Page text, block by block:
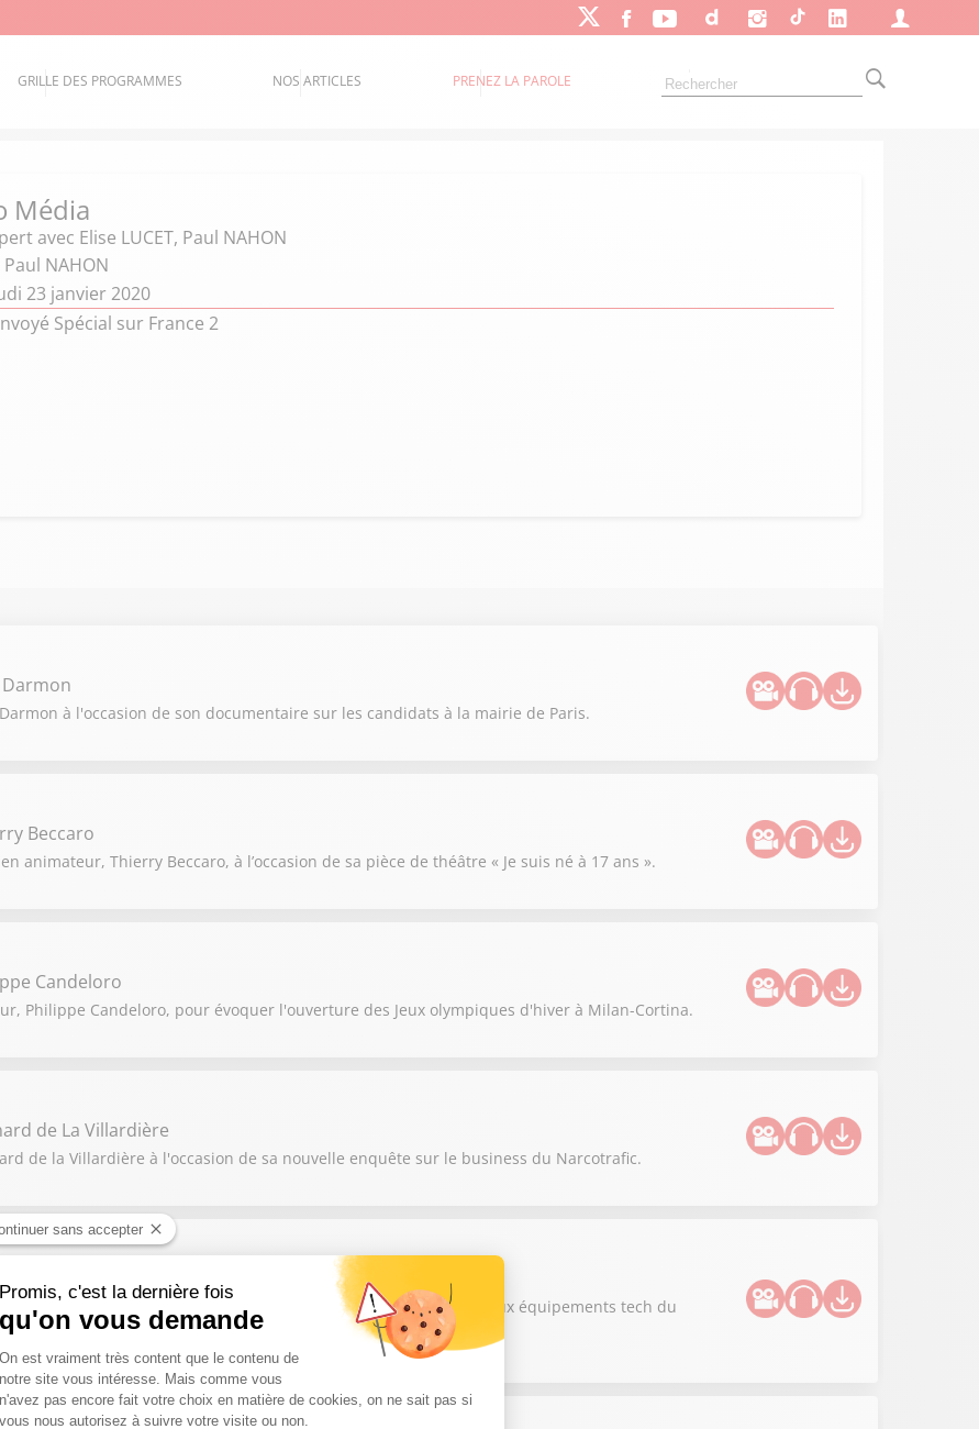
GRILLE DES PROGRAMMES NOS ARTICLES PRENEZ LA PAROLE
Média
avec Elise LUCET, Paul NAHON
Paul NAHON
23 janvier 2020
Spécial sur France 2
Darmon
à l'occasion de son documentaire sur les candidats à la mairie de Paris.
Beccaro
animateur, Thierry Beccaro, à l’occasion de sa pièce de théâtre « Je suis né à 17 ans ».
Candeloro
Philippe Candeloro, pour évoquer l'ouverture des Jeux olympiques d'hiver à Milan-Cortina.
de La Villardière
de la Villardière à l'occasion de sa nouvelle enquête sur le business du Narcotrafic.
Nigita, Pierre-Nicolas Cléré
et celles à voir absolument en 2026 ? Puis quels sont les nouveaux équipements tech du
Mondial de football 2026 ?